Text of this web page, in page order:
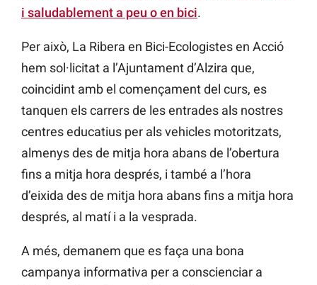
i saludablement a peu o en bici.
Per això, La Ribera en Bici-Ecologistes en Acció
hem sol·licitat a l’Ajuntament d’Alzira que,
coincidint amb el començament del curs, es
tanquen els carrers de les entrades als nostres
centres educatius per als vehicles motoritzats,
almenys des de mitja hora abans de l’obertura
fins a mitja hora després, i també a l’hora
d’eixida des de mitja hora abans fins a mitja hora
després, al matí i a la vesprada.
A més, demanem que es faça una bona
campanya informativa per a conscienciar a